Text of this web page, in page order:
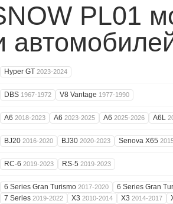
PL01
Hyper GT 2023-2024
DBS 1967-1972 V8 Vantage 1977-1990
A6 2018-2023 A6 2023-2025 A6 2025-2026 A6L
BJ20 2016-2020 BJ30 2020-2023 Senova X65
RC-6 2019-2023 RS-5 2019-2023
6 Series Gran Turismo 2017-2020
6 Series Gran
7 Series 2019-2022 X3 2010-2014 X3 2014-2017